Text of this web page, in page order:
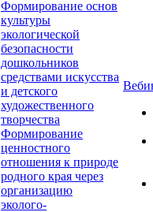
Формирование основ
культуры
экологической
безопасности
дошкольников
средствами искусства
и детского
художественного
творчества
Формирование
ценностного
отношения к природе
родного края через
организацию
эколого-